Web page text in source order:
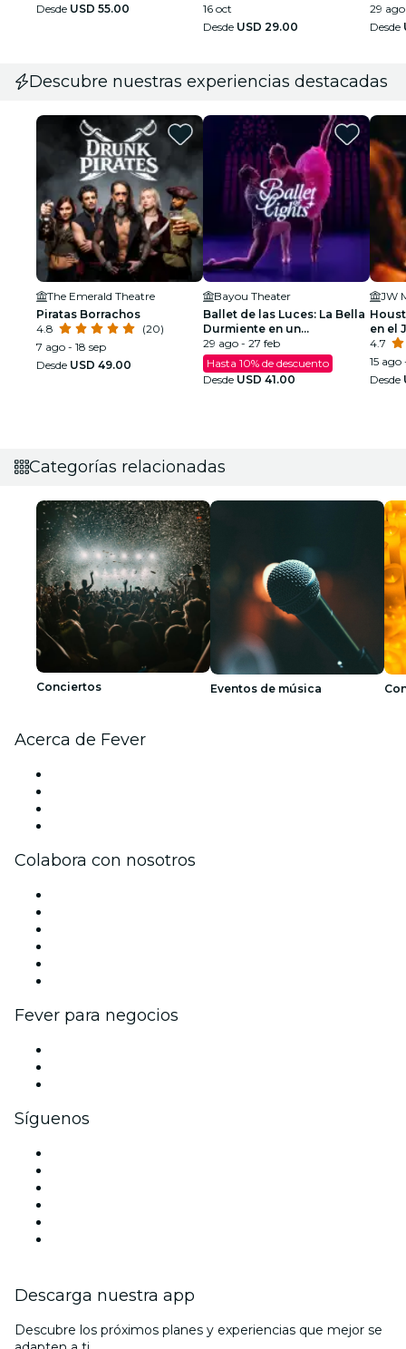
Desde USD 55.00
16 oct
Desde USD 29.00
29
Desde
Descubre nuestras experiencias destacadas
The Emerald Theatre
Piratas Borrachos
4.8
(20)
7 ago - 18 sep
Desde USD 49.00
Bayou Theater
Ballet de las Luces: La Bella
Durmiente en un
Espectáculo Espumoso
29 ago - 27 feb
Hasta 10% de descuento
Desde USD 41.00
en el
4.7
15 ago
Desde
Categorías relacionadas
Conciertos Eventos de música
Acerca de Fever
Colabora con nosotros
Fever para negocios
Síguenos
Descarga nuestra app
Descubre los próximos planes y experiencias que mejor se